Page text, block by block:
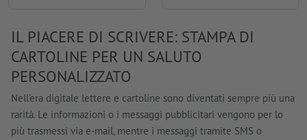
IL PIACERE DI SCRIVERE: STAMPA DI
CARTOLINE PER UN SALUTO
PERSONALIZZATO
Nell'era digitale lettere e cartoline sono diventati sempre più una
rarità. Le informazioni o i messaggi pubblicitari vengono per lo
più trasmessi via e-mail, mentre i messaggi tramite SMS o